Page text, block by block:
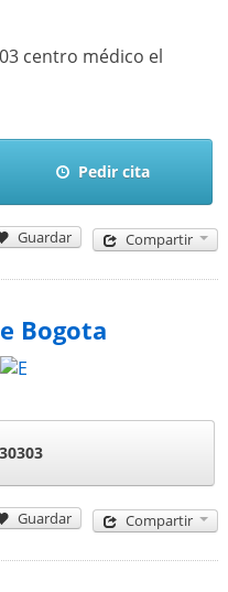
centro médico el
Pedir cita
Guardar Compartir
Bogota
Guardar Compartir